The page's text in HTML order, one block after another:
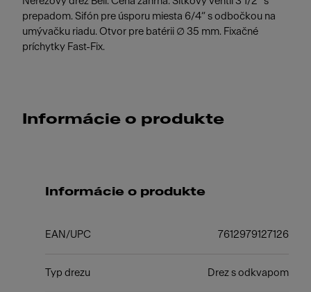
prepadom. Sifón pre úsporu miesta 6/4“ s odbočkou na
umývačku riadu. Otvor pre batérii ∅ 35 mm. Fixačné
príchytky Fast-Fix.
Informácie o produkte
Informácie o produkte
EAN/UPC 7612979127126
Typ drezu Drez s odkvapom